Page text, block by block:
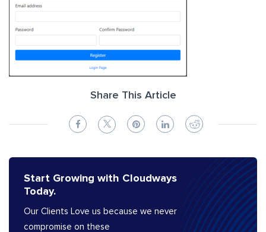
Share This Article
Start Growing with Cloudways
Today.
Our Clients Love us because we never
compromise on these